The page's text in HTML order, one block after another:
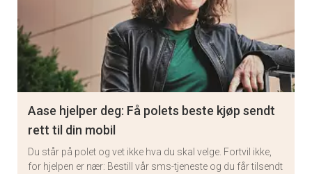
Aase hjelper deg: Få polets beste kjøp sendt
rett til din mobil
Du står på polet og vet ikke hva du skal velge. Fortvil ikke,
for hjelpen er nær: Bestill vår sms-tjeneste og du får tilsendt